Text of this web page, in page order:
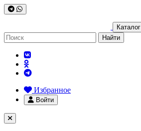
Каталог
Найти
Избранное
Войти